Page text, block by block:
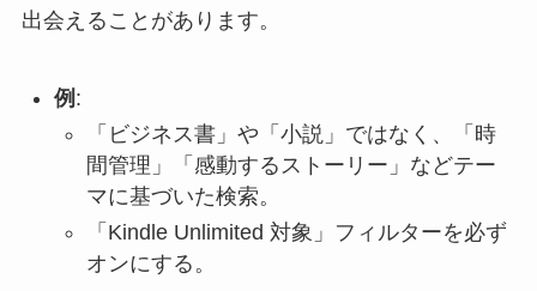
出会えることがあります。
例 :
「ビジネス書」や「小説」ではなく、「時
間管理」「感動するストーリー」などテー
マに基づいた検索。
「Kindle Unlimited 対象」フィルターを必ず
オンにする。